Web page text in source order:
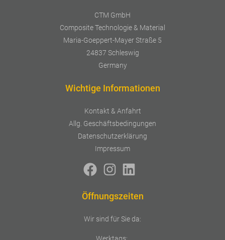
CTM GmbH
Composite Technologie & Material
Maria-Goeppert-Mayer Straße 5
24837 Schleswig
Germany
Wichtige Informationen
Kontakt & Anfahrt
Allg. Geschäftsbedingungen
Datenschutzerklärung
Impressum
Öffnungszeiten
Wir sind für Sie da: